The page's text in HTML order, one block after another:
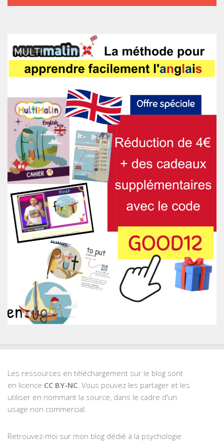
Les ressources en téléchargement sur le blog sont
en licence CC BY-NC . Vous pouvez les partager et les
utiliser en nommant la source, dans le cadre d'un
usage non commercial.
Retrouvez-moi sur mon blog dédié à la psychologie